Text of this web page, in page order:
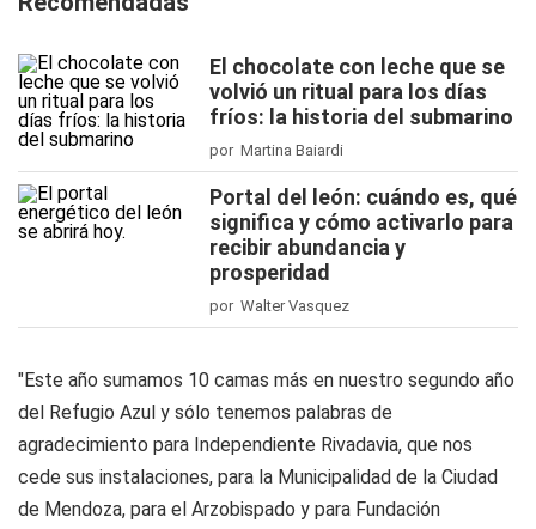
El chocolate con leche que se
volvió un ritual para los días
fríos: la historia del submarino
por Martina Baiardi
Portal del león: cuándo es, qué
significa y cómo activarlo para
recibir abundancia y
prosperidad
por Walter Vasquez
"Este año sumamos 10 camas más en nuestro segundo año
del Refugio Azul y sólo tenemos palabras de
agradecimiento para Independiente Rivadavia, que nos
cede sus instalaciones, para la Municipalidad de la Ciudad
de Mendoza, para el Arzobispado y para Fundación